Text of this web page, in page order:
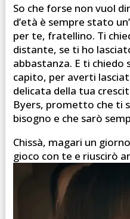
So che forse non vuol
d’età è sempre stato
per te, fratellino. Ti
distante, se ti ho
abbastanza. E ti chiedo
capito, per averti
delicata della tua
Byers, prometto che ti
bisogno e che sarò
Chissà, magari un
gioco con te e riuscirò